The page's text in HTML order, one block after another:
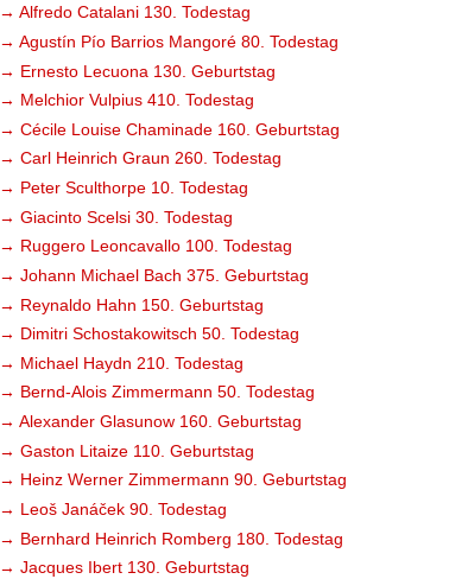
→ Alfredo Catalani 130. Todestag
→ Agustín Pío Barrios Mangoré 80. Todestag
→ Ernesto Lecuona 130. Geburtstag
→ Melchior Vulpius 410. Todestag
→ Cécile Louise Chaminade 160. Geburtstag
→ Carl Heinrich Graun 260. Todestag
→ Peter Sculthorpe 10. Todestag
→ Giacinto Scelsi 30. Todestag
→ Ruggero Leoncavallo 100. Todestag
→ Johann Michael Bach 375. Geburtstag
→ Reynaldo Hahn 150. Geburtstag
→ Dimitri Schostakowitsch 50. Todestag
→ Michael Haydn 210. Todestag
→ Bernd-Alois Zimmermann 50. Todestag
→ Alexander Glasunow 160. Geburtstag
→ Gaston Litaize 110. Geburtstag
→ Heinz Werner Zimmermann 90. Geburtstag
→ Leoš Janáček 90. Todestag
→ Bernhard Heinrich Romberg 180. Todestag
→ Jacques Ibert 130. Geburtstag